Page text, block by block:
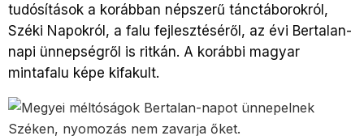
tudósítások a korábban népszerű tánctáborokról,
Széki Napokról, a falu fejlesztéséről, az évi Bertalan-
napi ünnepségről is ritkán. A korábbi magyar
mintafalu képe kifakult.